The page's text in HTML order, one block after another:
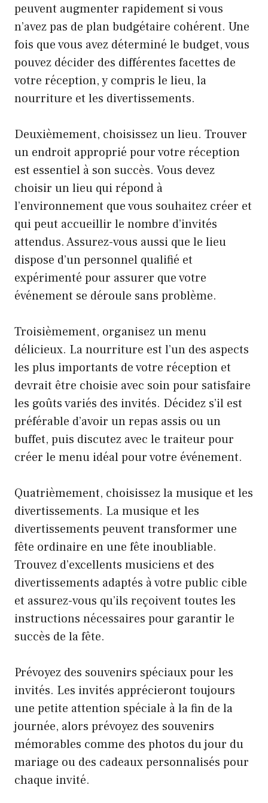
peuvent augmenter rapidement si vous
n’avez pas de plan budgétaire cohérent. Une
fois que vous avez déterminé le budget, vous
pouvez décider des différentes facettes de
votre réception, y compris le lieu, la
nourriture et les divertissements.
Deuxièmement, choisissez un lieu. Trouver
un endroit approprié pour votre réception
est essentiel à son succès. Vous devez
choisir un lieu qui répond à
l’environnement que vous souhaitez créer et
qui peut accueillir le nombre d’invités
attendus. Assurez-vous aussi que le lieu
dispose d’un personnel qualifié et
expérimenté pour assurer que votre
événement se déroule sans problème.
Troisièmement, organisez un menu
délicieux. La nourriture est l’un des aspects
les plus importants de votre réception et
devrait être choisie avec soin pour satisfaire
les goûts variés des invités. Décidez s’il est
préférable d’avoir un repas assis ou un
buffet, puis discutez avec le traiteur pour
créer le menu idéal pour votre événement.
Quatrièmement, choisissez la musique et les
divertissements. La musique et les
divertissements peuvent transformer une
fête ordinaire en une fête inoubliable.
Trouvez d’excellents musiciens et des
divertissements adaptés à votre public cible
et assurez-vous qu’ils reçoivent toutes les
instructions nécessaires pour garantir le
succès de la fête.
Prévoyez des souvenirs spéciaux pour les
invités. Les invités apprécieront toujours
une petite attention spéciale à la fin de la
journée, alors prévoyez des souvenirs
mémorables comme des photos du jour du
mariage ou des cadeaux personnalisés pour
chaque invité.